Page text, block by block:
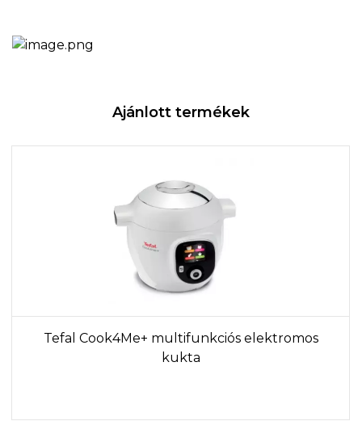
Ajánlott termékek
Tefal Cook4Me+ multifunkciós elektromos
kukta